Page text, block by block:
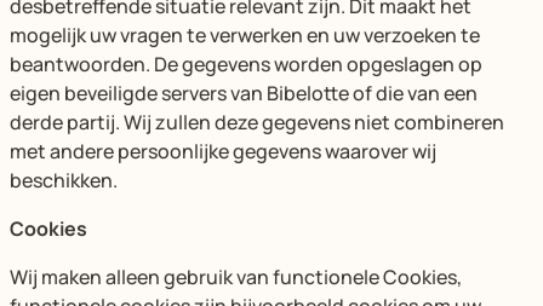
desbetreffende situatie relevant zijn. Dit maakt het
mogelijk uw vragen te verwerken en uw verzoeken te
beantwoorden. De gegevens worden opgeslagen op
eigen beveiligde servers van Bibelotte of die van een
derde partij. Wij zullen deze gegevens niet combineren
met andere persoonlijke gegevens waarover wij
beschikken.
Cookies
Wij maken alleen gebruik van functionele Cookies,